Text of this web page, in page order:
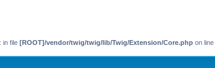
: in file [ROOT]/vendor/twig/twig/lib/Twig/Extension/Core.php on line